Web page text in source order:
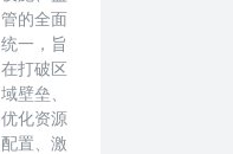
管的全面
统一，旨
在打破区
域壁垒、
优化资源
配置、激